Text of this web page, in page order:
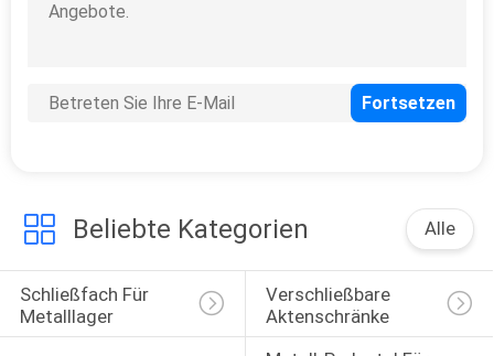
15
Beliebte Kategorien Alle
Schließfach Für
Metalllager
Verschließbare
Aktenschränke